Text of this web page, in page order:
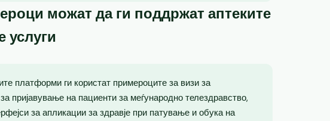
можат да ги поддржат аптеките
услуги
платформи ги користат примероците за визи за
пријавување на пациенти за меѓународно телездравство,
за апликации за здравје при патување и обука на